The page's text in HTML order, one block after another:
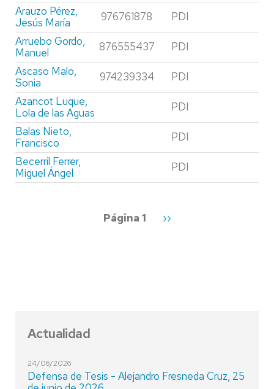
Arauzo Pérez,
Jesús María
976761878
PDI
Arruebo Gordo,
Manuel
876555437
PDI
Ascaso Malo,
Sonia
974239334
PDI
Azancot Luque,
Lola de las Aguas
PDI
Balas Nieto,
Francisco
PDI
Becerril Ferrer,
Miguel Ángel
PDI
Página 1
Siguiente
››
Actualidad
24/06/2026
Defensa de Tesis - Alejandro Fresneda Cruz, 25